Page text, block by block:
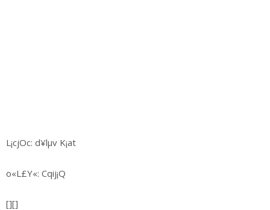
L¡cjOc: d¥lµv K¡at
o«L£Y«: Cqij¡Q
[][]